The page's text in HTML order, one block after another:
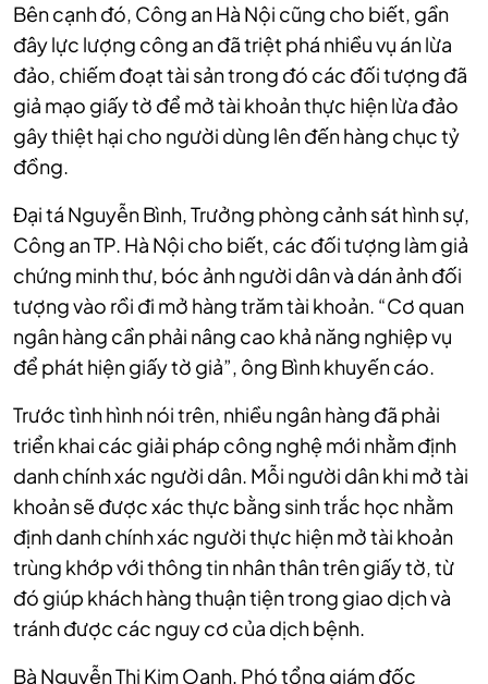
Bên cạnh đó, Công an Hà Nội cũng cho biết, gần
đây lực lượng công an đã triệt phá nhiều vụ án lừa
đảo, chiếm đoạt tài sản trong đó các đối tượng đã
giả mạo giấy tờ để mở tài khoản thực hiện lừa đảo
gây thiệt hại cho người dùng lên đến hàng chục tỷ
đồng.
Đại tá Nguyễn Bình, Trưởng phòng cảnh sát hình sự,
Công an TP. Hà Nội cho biết, các đối tượng làm giả
chứng minh thư, bóc ảnh người dân và dán ảnh đối
tượng vào rồi đi mở hàng trăm tài khoản. “Cơ quan
ngân hàng cần phải nâng cao khả năng nghiệp vụ
để phát hiện giấy tờ giả”, ông Bình khuyến cáo.
Trước tình hình nói trên, nhiều ngân hàng đã phải
triển khai các giải pháp công nghệ mới nhằm định
danh chính xác người dân. Mỗi người dân khi mở tài
khoản sẽ được xác thực bằng sinh trắc học nhằm
định danh chính xác người thực hiện mở tài khoản
trùng khớp với thông tin nhân thân trên giấy tờ, từ
đó giúp khách hàng thuận tiện trong giao dịch và
tránh được các nguy cơ của dịch bệnh.
Bà Nguyễn Thị Kim Oanh, Phó tổng giám đốc